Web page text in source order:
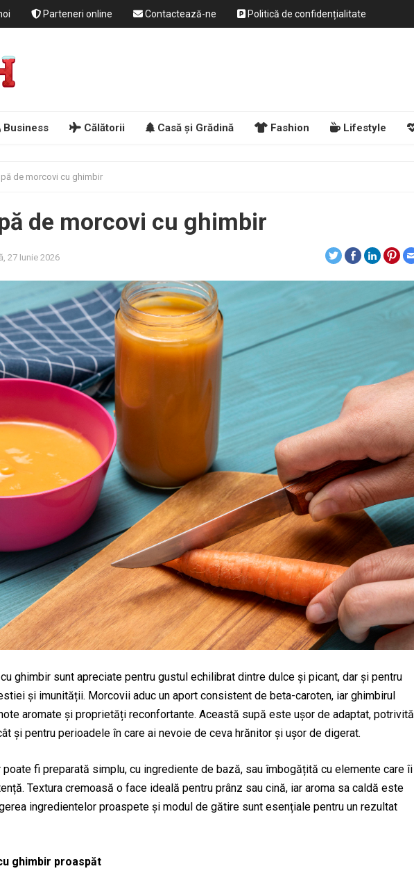
Parteneri online Contactează-ne Politică de confidențialitate
Business Călătorii Casă și Grădină Fashion Lifestyle
de morcovi cu ghimbir
de morcovi cu ghimbir
27 Iunie 2026
ghimbir sunt apreciate pentru gustul echilibrat dintre dulce și picant, dar și pentru
și imunității. Morcovii aduc un aport consistent de beta-caroten, iar ghimbirul
aromate și proprietăți reconfortante. Această supă este ușor de adaptat, potrivită
și pentru perioadele în care ai nevoie de ceva hrănitor și ușor de digerat.
fi preparată simplu, cu ingrediente de bază, sau îmbogățită cu elemente care îi
Textura cremoasă o face ideală pentru prânz sau cină, iar aroma sa caldă este
ingredientelor proaspete și modul de gătire sunt esențiale pentru un rezultat
ghimbir proaspăt